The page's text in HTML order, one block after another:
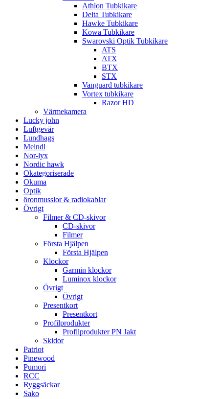
Athlon Tubkikare
Delta Tubkikare
Hawke Tubkikare
Kowa Tubkikare
Swarovski Optik Tubkikare
ATS
ATX
BTX
STX
Vanguard tubkikare
Vortex tubkikare
Razor HD
Värmekamera
Lucky john
Luftgevär
Lundhags
Meindl
Nor-lyx
Nordic hawk
Okategoriserade
Okuma
Optik
öronmusslor & radiokablar
Övrigt
Filmer & CD-skivor
CD-skivor
Filmer
Första Hjälpen
Första Hjälpen
Klockor
Garmin klockor
Luminox klockor
Övrigt
Övrigt
Presentkort
Presentkort
Profilprodukter
Profilprodukter PN Jakt
Skidor
Patriot
Pinewood
Pumori
RCC
Ryggsäckar
Sako